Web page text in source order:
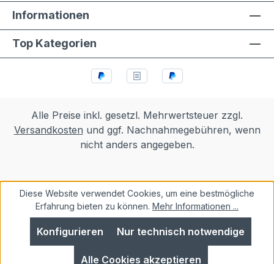
Informationen
Top Kategorien
Alle Preise inkl. gesetzl. Mehrwertsteuer zzgl.
Versandkosten und ggf. Nachnahmegebühren, wenn
nicht anders angegeben.
Diese Website verwendet Cookies, um eine bestmögliche
Erfahrung bieten zu können. Mehr Informationen ...
Nur technisch notwendige
Konfigurieren
Alle Cookies akzeptieren